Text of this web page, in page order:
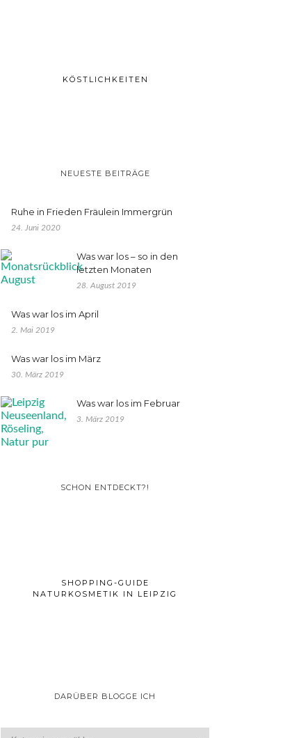
KÖSTLICHKEITEN
NEUESTE BEITRÄGE
Ruhe in Frieden Fräulein Immergrün
24. Juni 2020
Was war los – so in den
letzten Monaten
28. August 2019
Was war los im April
2. Mai 2019
Was war los im März
30. März 2019
Was war los im Februar
3. März 2019
SCHON ENTDECKT?!
SHOPPING-GUIDE
NATURKOSMETIK IN LEIPZIG
DARÜBER BLOGGE ICH